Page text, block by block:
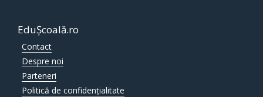
EduȘcoală.ro
Contact
Despre noi
Parteneri
Politică de confidențialitate